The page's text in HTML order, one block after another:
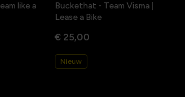
like a
Buckethat - Team Visma |
Lease a Bike
€ 25,00
Nieuw